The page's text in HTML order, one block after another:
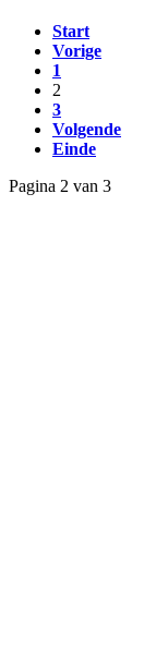
Start
Vorige
1
2
3
Volgende
Einde
Pagina 2 van 3